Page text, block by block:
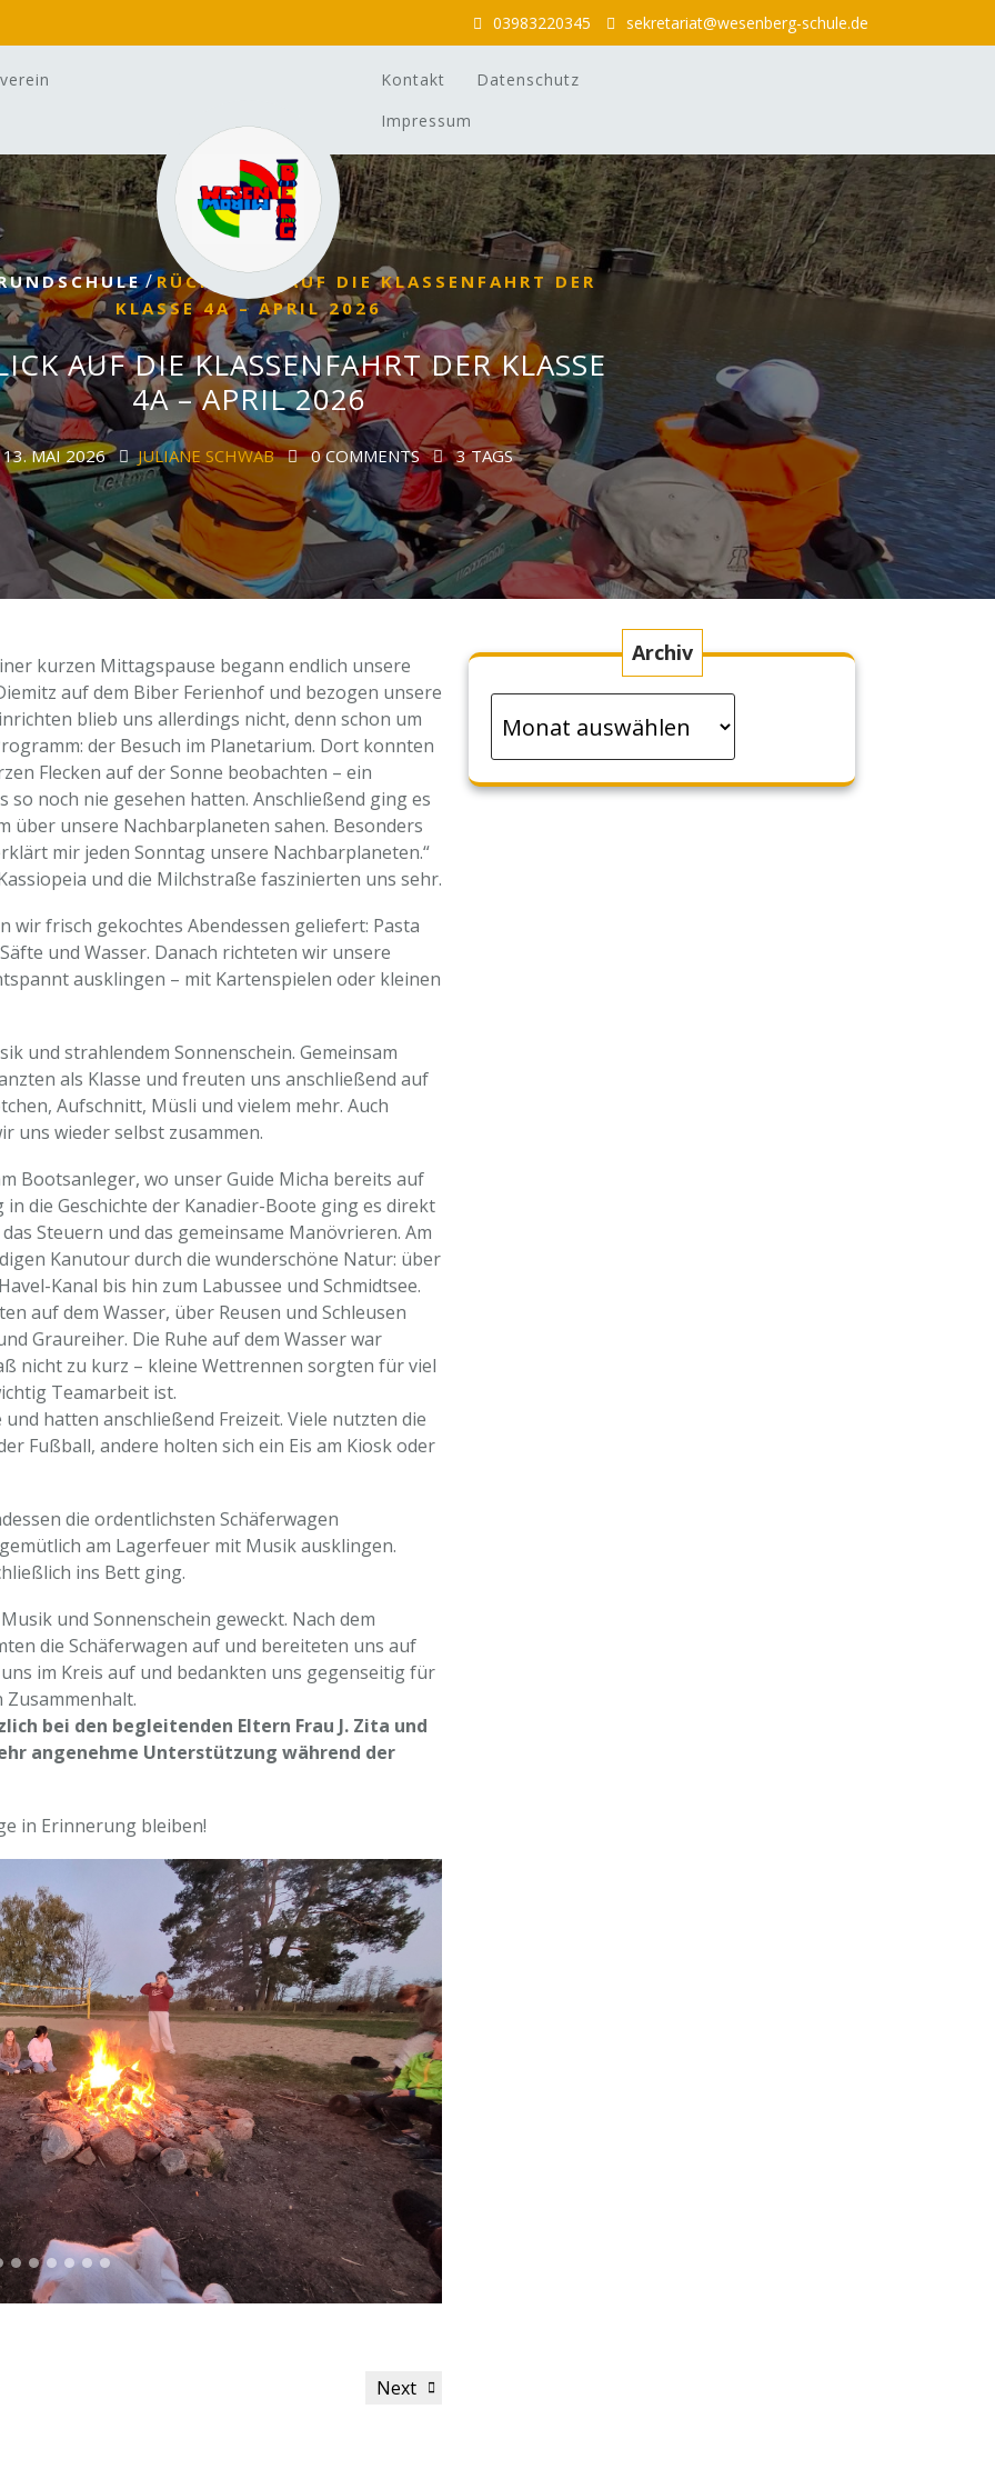
03983220345 sekretariat@wesenberg-schule.de
Kontakt
Datenschutz
Impressum
/RÜCKBLICK AUF DIE KLASSENFAHRT DER
KLASSE 4A – APRIL 2026
AUF DIE KLASSENFAHRT DER KLASSE
4A – APRIL 2026
13. MAI 2026 JULIANE SCHWAB 0 COMMENTS 3 TAGS
kurzen Mittagspause begann endlich unsere
auf dem Biber Ferienhof und bezogen unsere
blieb uns allerdings nicht, denn schon um
der Besuch im Planetarium. Dort konnten
Flecken auf der Sonne beobachten – ein
so noch nie gesehen hatten. Anschließend ging es
über unsere Nachbarplaneten sahen. Besonders
mir jeden Sonntag unsere Nachbarplaneten.“
und die Milchstraße faszinierten uns sehr.
wir frisch gekochtes Abendessen geliefert: Pasta
und Wasser. Danach richteten wir unsere
ausklingen – mit Kartenspielen oder kleinen
und strahlendem Sonnenschein. Gemeinsam
als Klasse und freuten uns anschließend auf
Aufschnitt, Müsli und vielem mehr. Auch
uns wieder selbst zusammen.
Bootsanleger, wo unser Guide Micha bereits auf
die Geschichte der Kanadier-Boote ging es direkt
Steuern und das gemeinsame Manövrieren. Am
Kanutour durch die wunderschöne Natur: über
Kanal bis hin zum Labussee und Schmidtsee.
auf dem Wasser, über Reusen und Schleusen
Graureiher. Die Ruhe auf dem Wasser war
nicht zu kurz – kleine Wettrennen sorgten für viel
Teamarbeit ist.
hatten anschließend Freizeit. Viele nutzten die
Fußball, andere holten sich ein Eis am Kiosk oder
die ordentlichsten Schäferwagen
am Lagerfeuer mit Musik ausklingen.
ins Bett ging.
und Sonnenschein geweckt. Nach dem
die Schäferwagen auf und bereiteten uns auf
im Kreis auf und bedankten uns gegenseitig für
Zusammenhalt.
bei den begleitenden Eltern Frau J. Zita und
angenehme Unterstützung während der
in Erinnerung bleiben!
Next
Next
Archiv